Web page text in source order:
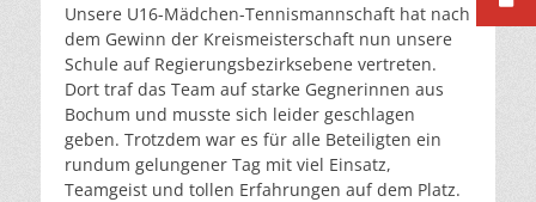
Unsere U16-Mädchen-Tennismannschaft hat nach
dem Gewinn der Kreismeisterschaft nun unsere
Schule auf Regierungsbezirksebene vertreten.
Dort traf das Team auf starke Gegnerinnen aus
Bochum und musste sich leider geschlagen
geben. Trotzdem war es für alle Beteiligten ein
rundum gelungener Tag mit viel Einsatz,
Teamgeist und tollen Erfahrungen auf dem Platz.